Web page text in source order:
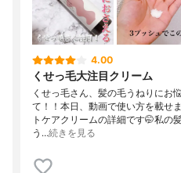
4.00
くせっ毛大注目クリーム
くせっ毛さん、髪の毛うねりにお
て！！本日、動画で使い方を載せ
トケアクリームの詳細です🤭私の
う…続きを見る